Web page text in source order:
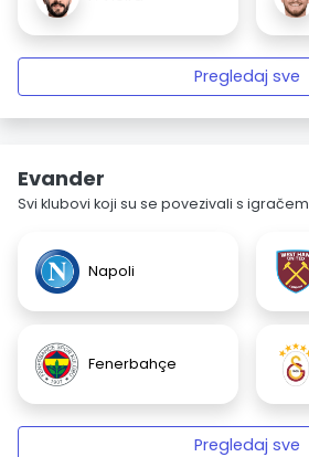
Pregledaj sve
Evander
Svi klubovi koji su se povezivali s igračem
Napoli
Fenerbahçe
Pregledaj sve